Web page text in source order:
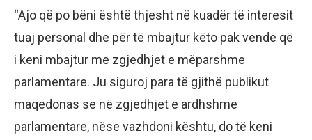
“Ajo që po bëni është thjesht në kuadër të interesit
tuaj personal dhe për të mbajtur këto pak vende që
i keni mbajtur me zgjedhjet e mëparshme
parlamentare. Ju siguroj para të gjithë publikut
maqedonas se në zgjedhjet e ardhshme
parlamentare, nëse vazhdoni kështu, do të keni